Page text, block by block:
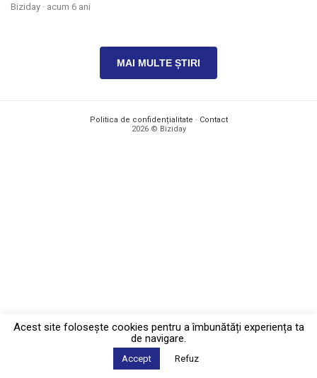
Biziday · acum 6 ani
MAI MULTE ȘTIRI
Politica de confidențialitate · Contact
2026 © Biziday
Acest site foloseşte cookies pentru a îmbunătăți experiența ta
de navigare.
Accept Refuz